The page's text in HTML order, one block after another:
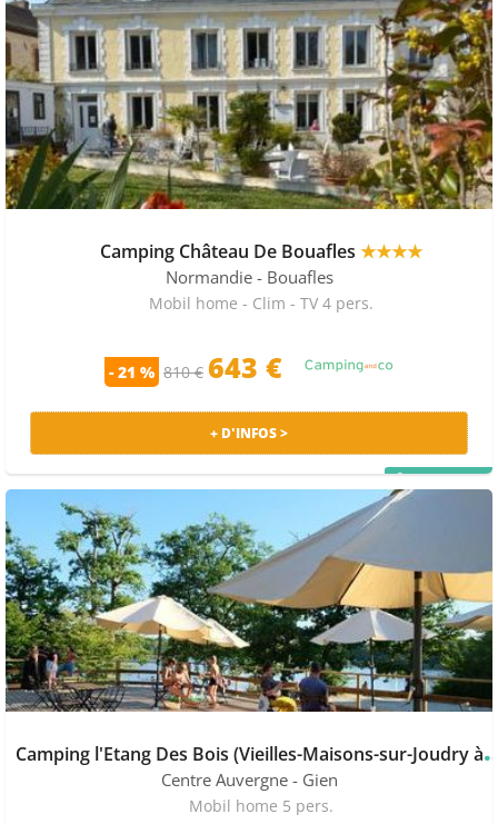
Camping Château De Bouafles ★★★★
Normandie - Bouafles
Mobil home - Clim - TV 4 pers.
- 21 % 810 € 643 €
+ D'INFOS >
amping l'Etang Des
Centre Auvergne - Gien
Mobil home 5 pers.